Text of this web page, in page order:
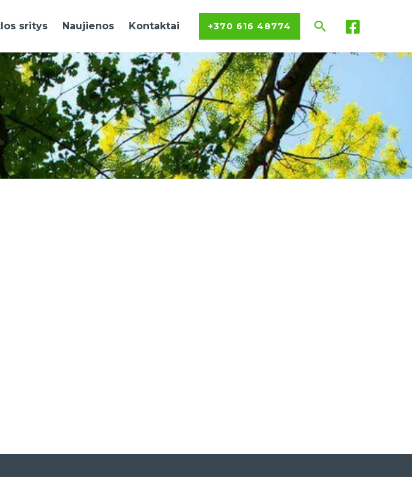
sritys Naujienos Kontaktai +370 616 48774 Paieška